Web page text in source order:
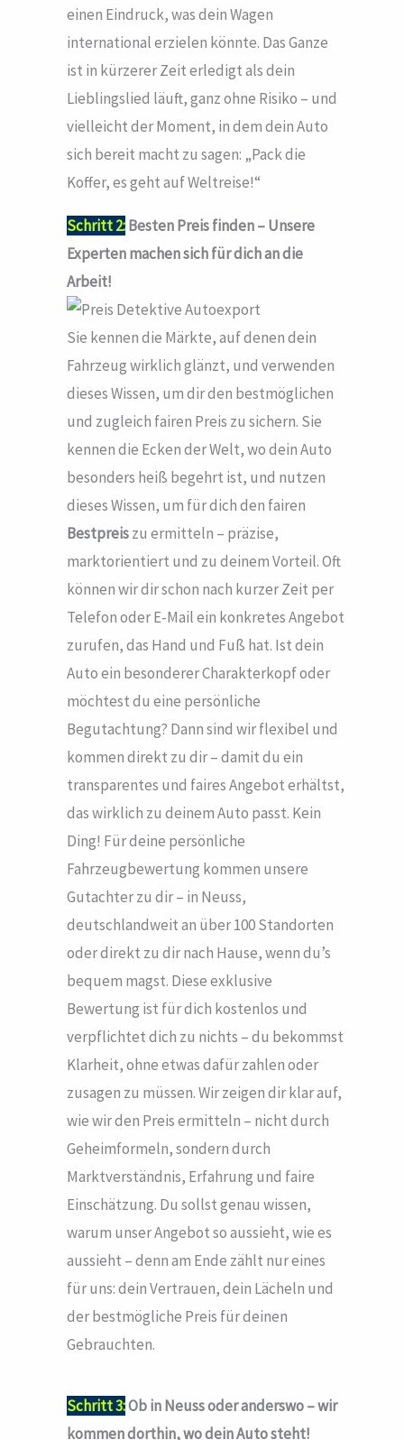
einen Eindruck, was dein Wagen
international erzielen könnte. Das Ganze
ist in kürzerer Zeit erledigt als dein
Lieblingslied läuft, ganz ohne Risiko – und
vielleicht der Moment, in dem dein Auto
sich bereit macht zu sagen: „Pack die
Koffer, es geht auf Weltreise!“
Schritt 2:Besten Preis finden – Unsere
Experten machen sich für dich an die
Arbeit!
Sie kennen die Märkte, auf denen dein
Fahrzeug wirklich glänzt, und verwenden
dieses Wissen, um dir den bestmöglichen
und zugleich fairen Preis zu sichern. Sie
kennen die Ecken der Welt, wo dein Auto
besonders heiß begehrt ist, und nutzen
dieses Wissen, um für dich den fairen
Bestpreiszu ermitteln – präzise,
marktorientiert und zu deinem Vorteil. Oft
können wir dir schon nach kurzer Zeit per
Telefon oder E-Mail ein konkretes Angebot
zurufen, das Hand und Fuß hat. Ist dein
Auto ein besonderer Charakterkopf oder
möchtest du eine persönliche
Begutachtung? Dann sind wir flexibel und
kommen direkt zu dir – damit du ein
transparentes und faires Angebot erhältst,
das wirklich zu deinem Auto passt. Kein
Ding! Für deine persönliche
Fahrzeugbewertung kommen unsere
Gutachter zu dir – in Neuss,
deutschlandweit an über 100 Standorten
oder direkt zu dir nach Hause, wenn du’s
bequem magst. Diese exklusive
Bewertung ist für dich kostenlos und
verpflichtet dich zu nichts – du bekommst
Klarheit, ohne etwas dafür zahlen oder
zusagen zu müssen. Wir zeigen dir klar auf,
wie wir den Preis ermitteln – nicht durch
Geheimformeln, sondern durch
Marktverständnis, Erfahrung und faire
Einschätzung. Du sollst genau wissen,
warum unser Angebot so aussieht, wie es
aussieht – denn am Ende zählt nur eines
für uns: dein Vertrauen, dein Lächeln und
der bestmögliche Preis für deinen
Gebrauchten.
Schritt 3:Ob in Neuss oder anderswo – wir
kommen dorthin, wo dein Auto steht!